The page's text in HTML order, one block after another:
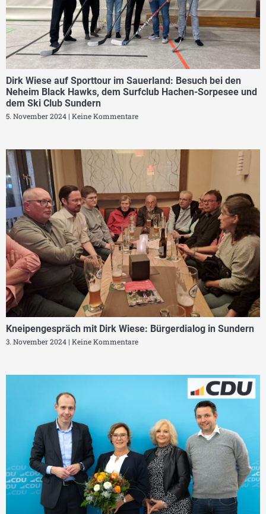
Dirk Wiese auf Sporttour im Sauerland: Besuch bei den
Neheim Black Hawks, dem Surfclub Hachen-Sorpesee und
dem Ski Club Sundern
5. November 2024 Keine Kommentare
Kneipengespräch mit Dirk Wiese: Bürgerdialog in Sundern
3. November 2024 Keine Kommentare